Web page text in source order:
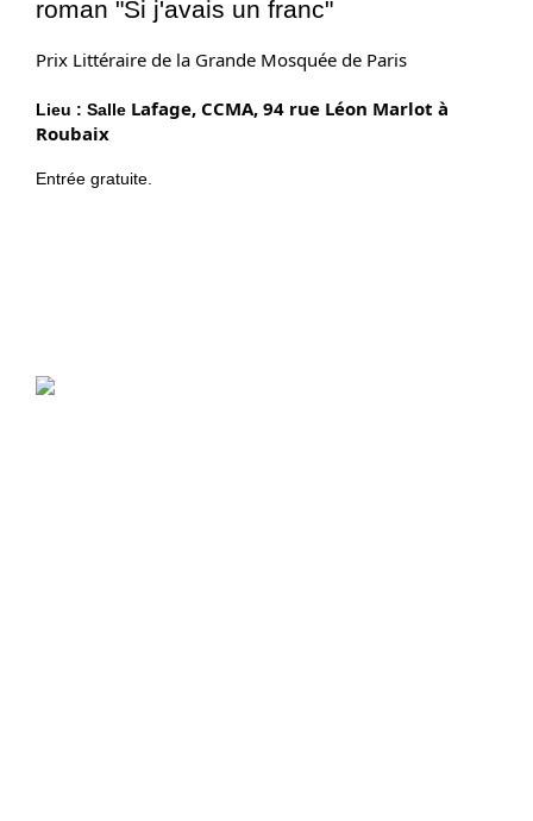
roman "Si j'avais un franc"
Prix Littéraire de la Grande Mosquée de Paris
Lieu : Salle Lafage, CCMA, 94 rue Léon Marlot à
Roubaix
Entrée gratuite.